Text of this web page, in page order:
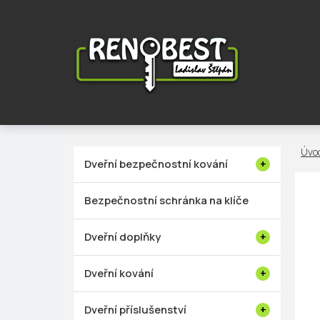
Dveřní bezpečnostní kování
Bezpečnostní schránka na klíče
Dveřní doplňky
Dveřní kování
Dveřní příslušenství